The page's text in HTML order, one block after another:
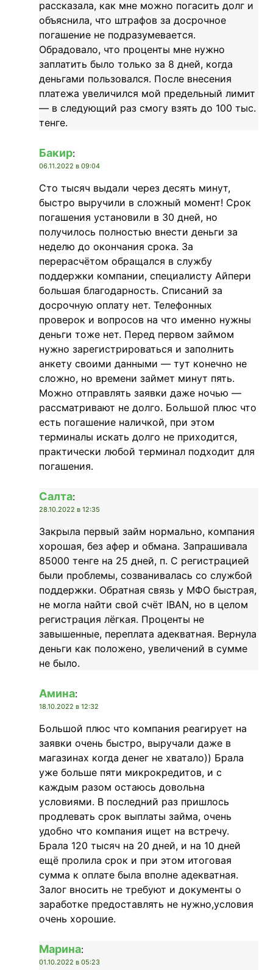
рассказала, как мне можно погасить долг и
объяснила, что штрафов за досрочное
погашение не подразумевается.
Обрадовало, что проценты мне нужно
заплатить было только за 8 дней, когда
деньгами пользовался. После внесения
платежа увеличился мой предельный лимит
— в следующий раз смогу взять до 100 тыс.
тенге.
Бакир:
06.11.2022 в 09:04
Сто тысяч выдали через десять минут,
быстро выручили в сложный момент! Срок
погашения установили в 30 дней, но
получилось полностью внести деньги за
неделю до окончания срока. За
перерасчётом обращался в службу
поддержки компании, специалисту Айпери
большая благодарность. Списаний за
досрочную оплату нет. Телефонных
проверок и вопросов на что именно нужны
деньги тоже нет. Перед первом займом
нужно зарегистрироваться и заполнить
анкету своими данными — тут конечно не
сложно, но времени займет минут пять.
Можно отправлять заявки даже ночью —
рассматривают не долго. Большой плюс что
есть погашение наличкой, при этом
терминалы искать долго не приходится,
практически любой терминал подходит для
погашения.
Салта:
28.10.2022 в 12:35
Закрыла первый займ нормально, компания
хорошая, без афер и обмана. Запрашивала
85000 тенге на 25 дней, п. С регистрацией
были проблемы, созванивалась со службой
поддержки. Обратная связь у МФО быстрая,
не могла найти свой счёт IBAN, но в целом
регистрация лёгкая. Проценты не
завышенные, переплата адекватная. Вернула
деньги как положено, увеличений в сумме
не было.
Амина:
18.10.2022 в 12:32
Большой плюс что компания реагирует на
заявки очень быстро, выручали даже в
магазинах когда денег не хватало)) Брала
уже больше пяти микрокредитов, и с
каждым разом остаюсь довольна
условиями. В последний раз пришлось
продлевать срок выплаты займа, очень
удобно что компания ищет на встречу.
Брала 120 тысяч на 20 дней, и на 10 дней
ещё пролила срок и при этом итоговая
сумма к оплате была вполне адекватная.
Залог вносить не требуют и документы о
заработке предоставлять не нужно,условия
очень хорошие.
Марина:
01.10.2022 в 05:23